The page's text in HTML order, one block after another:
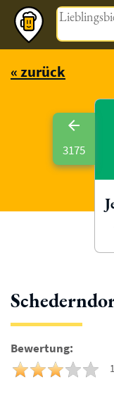
« zurück
Bewertung:
3175